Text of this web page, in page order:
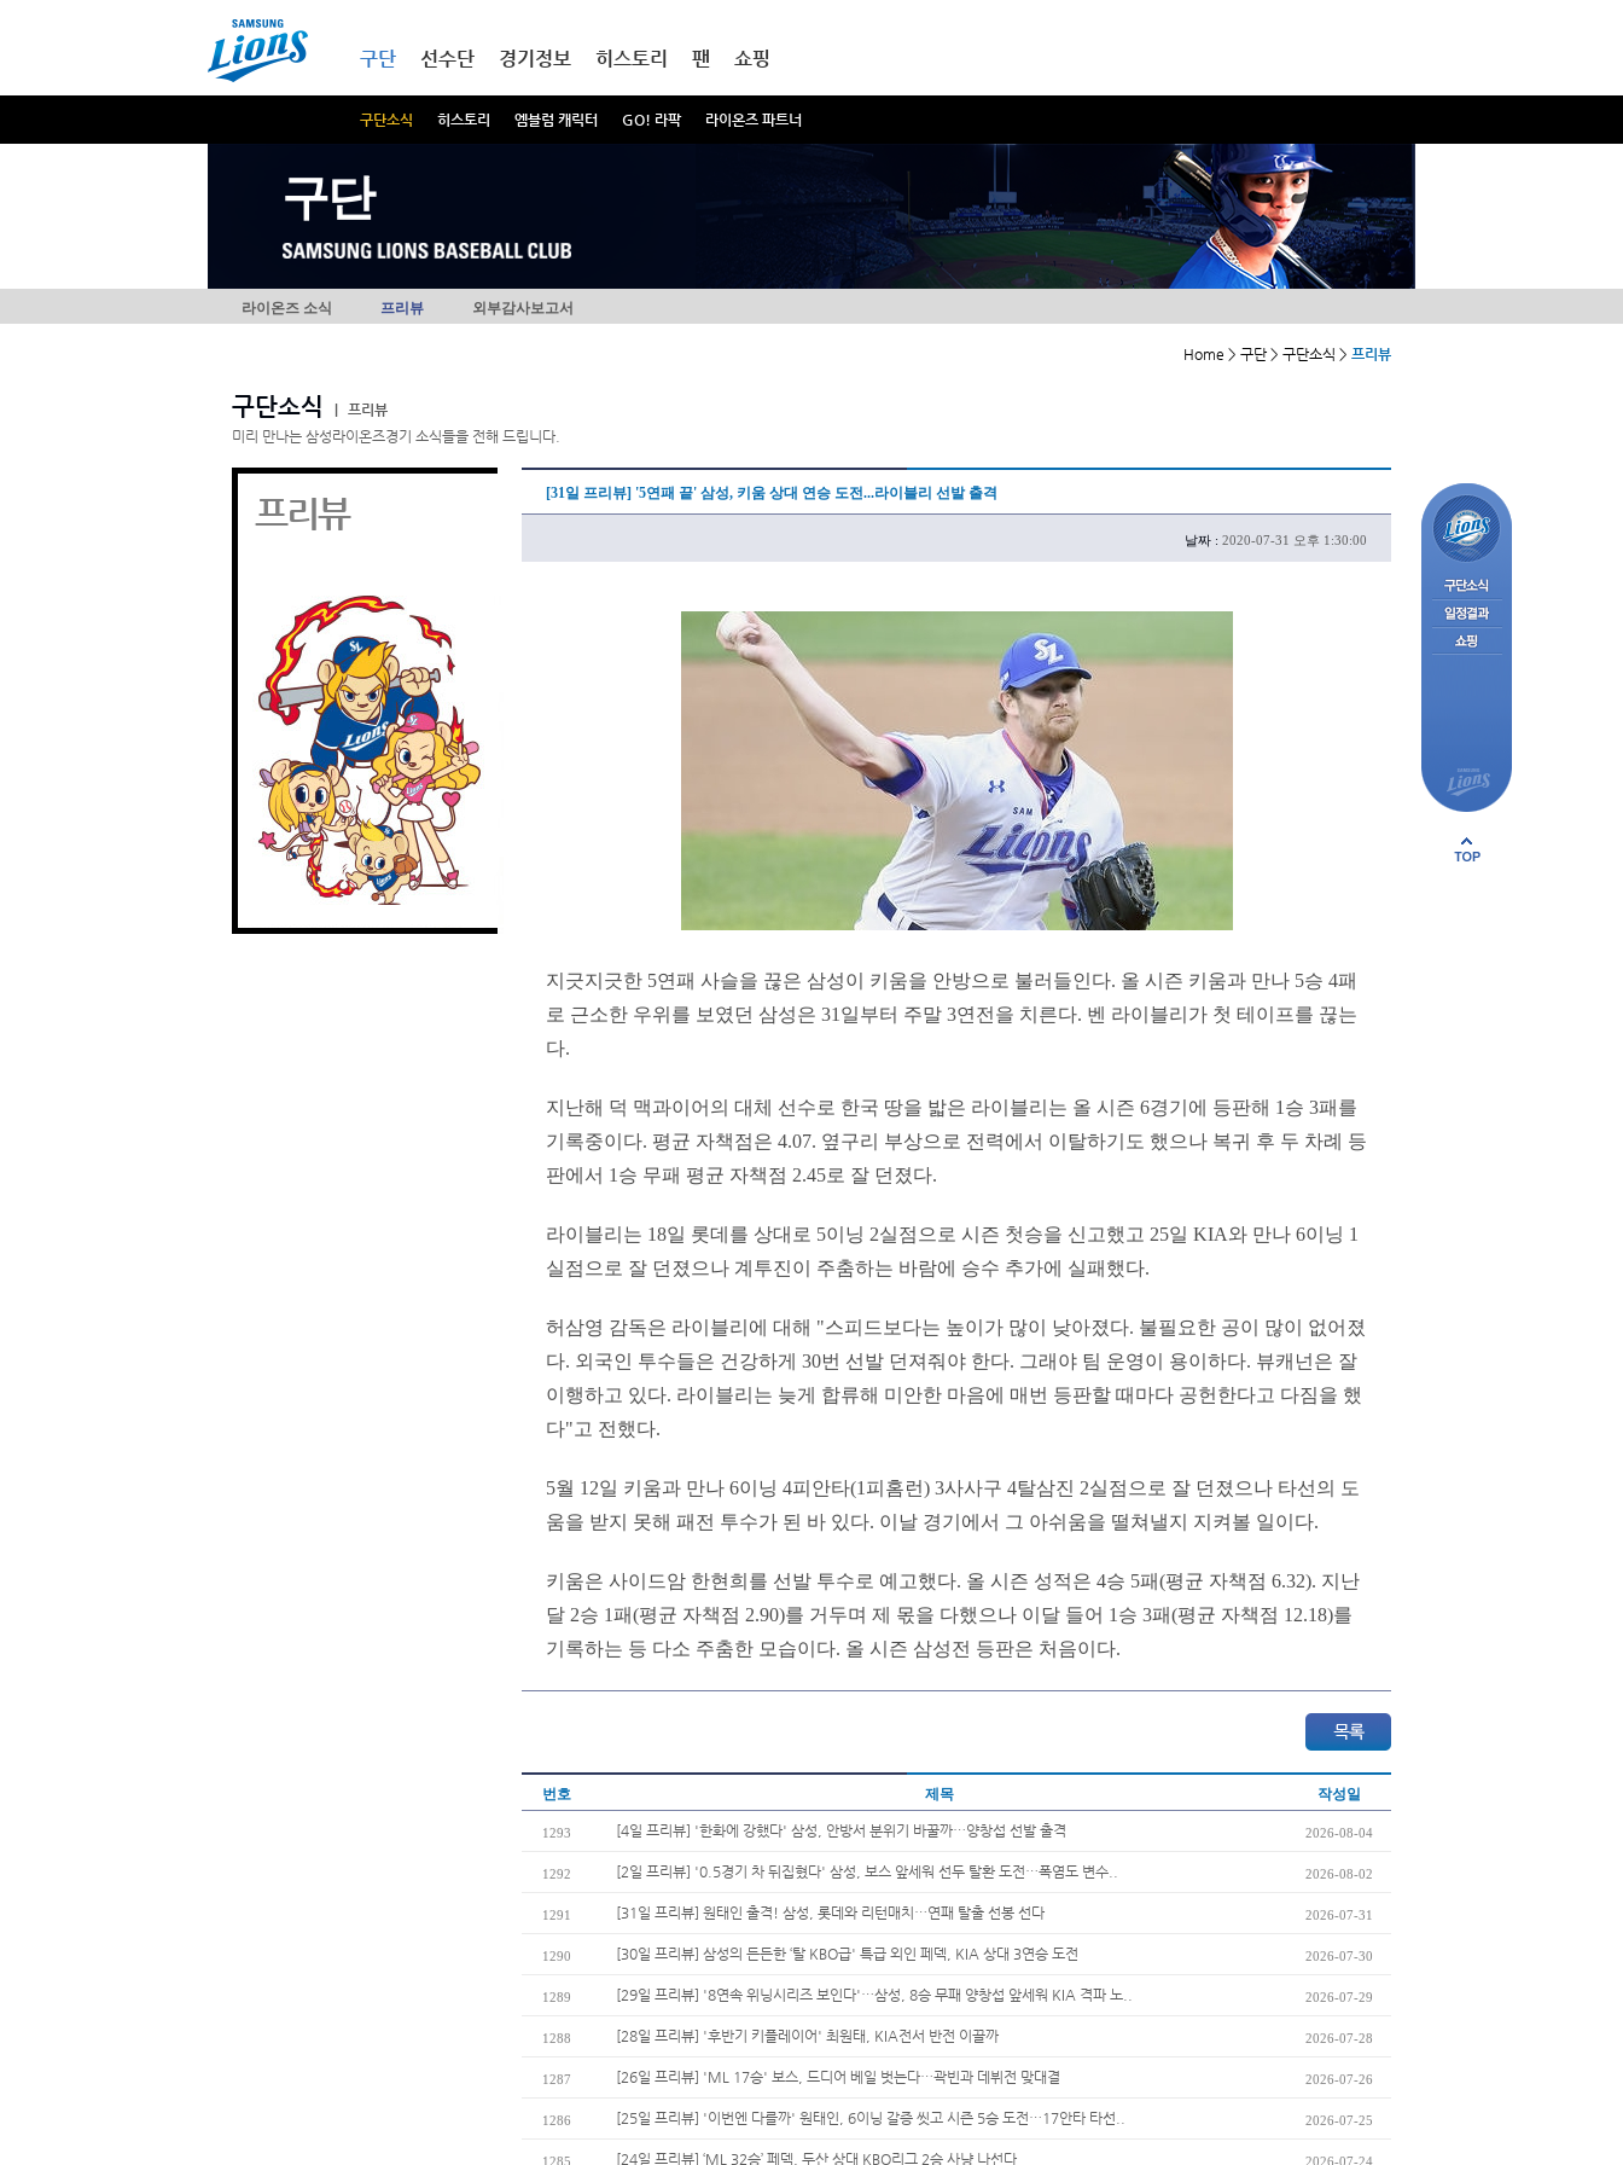
구단
구단소식 히스토리 엠블럼 캐릭터 GO! 라팍 라이온즈 파트너
선수단 경기정보 히스토리 팬 쇼핑
구단
라이온즈 소식 프리뷰 외부감사보고서
Home > 구단 > 구단소식 > 프리뷰
구단소식
프리뷰
미리 만나는 삼성라이온즈경기 소식들을 전해 드립니다.
프리뷰 [31일 프리뷰] '5연패 끝' 삼성, 키움 상대 연승 도전...라이블리 선발 출격
날짜 : 2020-07-31 오후 1:30:00
지긋지긋한 5연패 사슬을 끊은 삼성이 키움을 안방으로 불러들인다. 올 시즌 키움과 만나 5승 4패
로 근소한 우위를 보였던 삼성은 31일부터 주말 3연전을 치른다. 벤 라이블리가 첫 테이프를 끊는
다.
지난해 덕 맥과이어의 대체 선수로 한국 땅을 밟은 라이블리는 올 시즌 6경기에 등판해 1승 3패를
기록중이다. 평균 자책점은 4.07. 옆구리 부상으로 전력에서 이탈하기도 했으나 복귀 후 두 차례 등
판에서 1승 무패 평균 자책점 2.45로 잘 던졌다.
라이블리는 18일 롯데를 상대로 5이닝 2실점으로 시즌 첫승을 신고했고 25일 KIA와 만나 6이닝 1
실점으로 잘 던졌으나 계투진이 주춤하는 바람에 승수 추가에 실패했다.
허삼영 감독은 라이블리에 대해 "스피드보다는 높이가 많이 낮아졌다. 불필요한 공이 많이 없어졌
다. 외국인 투수들은 건강하게 30번 선발 던져줘야 한다. 그래야 팀 운영이 용이하다. 뷰캐넌은 잘
이행하고 있다. 라이블리는 늦게 합류해 미안한 마음에 매번 등판할 때마다 공헌한다고 다짐을 했
다"고 전했다.
5월 12일 키움과 만나 6이닝 4피안타(1피홈런) 3사사구 4탈삼진 2실점으로 잘 던졌으나 타선의 도
움을 받지 못해 패전 투수가 된 바 있다. 이날 경기에서 그 아쉬움을 떨쳐낼지 지켜볼 일이다.
키움은 사이드암 한현희를 선발 투수로 예고했다. 올 시즌 성적은 4승 5패(평균 자책점 6.32). 지난
달 2승 1패(평균 자책점 2.90)를 거두며 제 몫을 다했으나 이달 들어 1승 3패(평균 자책점 12.18)를
기록하는 등 다소 주춤한 모습이다. 올 시즌 삼성전 등판은 처음이다.
번호 제목 작성일
1293 [4일 프리뷰] '한화에 강했다' 삼성, 안방서 분위기 바꿀까…양창섭 선발 출격 2026-08-04
1292 [2일 프리뷰] '0.5경기 차 뒤집혔다' 삼성, 보스 앞세워 선두 탈환 도전…폭염도 변수.. 2026-08-02
1291 [31일 프리뷰] 원태인 출격! 삼성, 롯데와 리턴매치…연패 탈출 선봉 선다 2026-07-31
1290 [30일 프리뷰] 삼성의 든든한 ‘탈 KBO급' 특급 외인 페덱, KIA 상대 3연승 도전 2026-07-30
1289 [29일 프리뷰] '8연속 위닝시리즈 보인다'…삼성, 8승 무패 양창섭 앞세워 KIA 격파 노.. 2026-07-29
1288 [28일 프리뷰] '후반기 키플레이어' 최원태, KIA전서 반전 이끌까 2026-07-28
1287 [26일 프리뷰] 'ML 17승' 보스, 드디어 베일 벗는다…곽빈과 데뷔전 맞대결 2026-07-26
1286 [25일 프리뷰] '이번엔 다를까' 원태인, 6이닝 갈증 씻고 시즌 5승 도전…17안타 타선.. 2026-07-25
1285 [24일 프리뷰] ‘ML 32승’ 페덱, 두산 상대 KBO리그 2승 사냥 나선다 2026-07-24